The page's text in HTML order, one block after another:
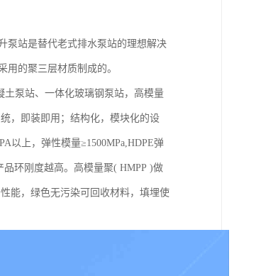
泵站是替代老式排水泵站的理想解决
的聚三层材质制成的。
土泵站、一体化玻璃钢泵站，高模量
，即装即用；结构化，模块化的设
以上，弹性模量≥1500MPa,HDPE弹
环刚度越高。高模量聚( HMPP )做
能，绿色无污染可回收材料，填埋使